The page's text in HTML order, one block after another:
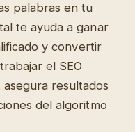
palabras en tu
te ayuda a ganar
y convertir
el SEO
resultados
del algoritmo